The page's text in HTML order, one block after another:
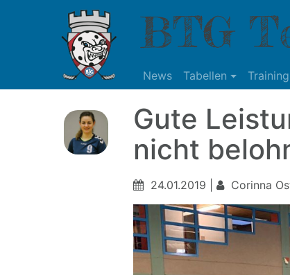
BTG
News Tabellen Training
Gute
nicht
24.01.2019 | Corinna